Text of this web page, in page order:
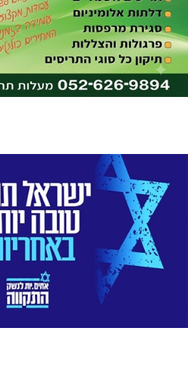
השכר הגבוה בגליל המערבי: כפר ורדים
שריפת דירה בנהריה
מחאת הגליל: 142 שבועות לטבח/ 13 שבועות לתיקון
המגרשים בעין יעקב: חשש לתיבת פנדורה
אליפות שש-בש בגינה הקהילתית כפר
כפר ורדים מזדקן
מלגה יוקרתית לד"ר עידן רדנסקי